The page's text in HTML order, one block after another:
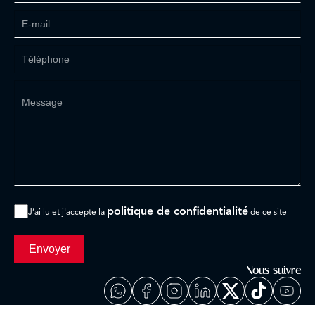
J’ai lu et j'accepte la politique de confidentialité de ce site
Envoyer
Nous suivre